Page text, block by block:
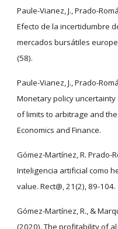
Paule-Vianez, J., Prado-
Efecto de la incertidumbre
mercados bursátiles
(58).
Paule-Vianez, J., Prado-
Monetary policy
of limits to arbitrage and
Economics and Finance.
Gómez-Martínez, R. Prado-
Inteligencia artificial como
value. Rect@, 21(2), 89-104.
Gómez-Martínez, R., &
(2020). The profitability of